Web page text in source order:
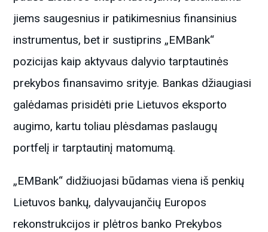
jiems saugesnius ir patikimesnius finansinius
instrumentus, bet ir sustiprins „EMBank“
pozicijas kaip aktyvaus dalyvio tarptautinės
prekybos finansavimo srityje. Bankas džiaugiasi
galėdamas prisidėti prie Lietuvos eksporto
augimo, kartu toliau plėsdamas paslaugų
portfelį ir tarptautinį matomumą.
„EMBank“ didžiuojasi būdamas viena iš penkių
Lietuvos bankų, dalyvaujančių Europos
rekonstrukcijos ir plėtros banko Prekybos